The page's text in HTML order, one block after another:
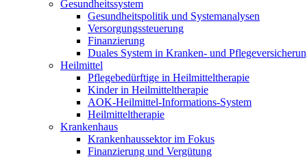
Gesundheitssystem
Gesundheitspolitik und Systemanalysen
Versorgungssteuerung
Finanzierung
Duales System in Kranken- und
Heilmittel
Pflegebedürftige in Heilmitteltherapie
Kinder in Heilmitteltherapie
AOK-Heilmittel-Informations-System
Heilmitteltherapie
Krankenhaus
Krankenhaussektor im Fokus
Finanzierung und Vergütung